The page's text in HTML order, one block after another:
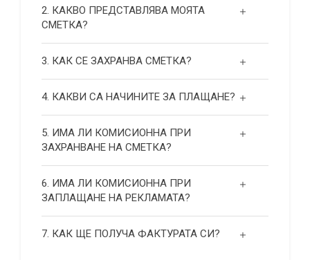
2. КАКВО ПРЕДСТАВЛЯВА МОЯТА
СМЕТКА?
3. КАК СЕ ЗАХРАНВА СМЕТКА?
4. КАКВИ СА НАЧИНИТЕ ЗА ПЛАЩАНЕ?
5. ИМА ЛИ КОМИСИОННА ПРИ
ЗАХРАНВАНЕ НА СМЕТКА?
6. ИМА ЛИ КОМИСИОННА ПРИ
ЗАПЛАЩАНЕ НА РЕКЛАМАТА?
7. КАК ЩЕ ПОЛУЧА ФАКТУРАТА СИ?